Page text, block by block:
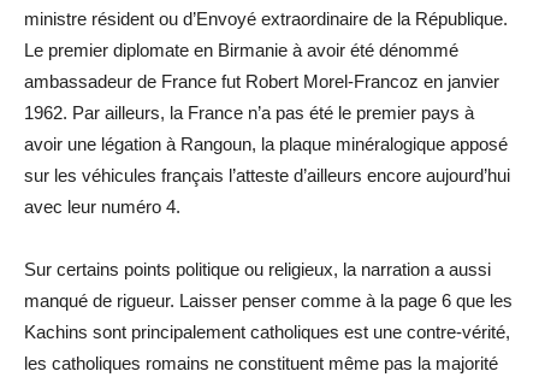
ministre résident ou d’Envoyé extraordinaire de la République.
Le premier diplomate en Birmanie à avoir été dénommé
ambassadeur de France fut Robert Morel-Francoz en janvier
1962. Par ailleurs, la France n’a pas été le premier pays à
avoir une légation à Rangoun, la plaque minéralogique apposé
sur les véhicules français l’atteste d’ailleurs encore aujourd’hui
avec leur numéro 4.
Sur certains points politique ou religieux, la narration a aussi
manqué de rigueur. Laisser penser comme à la page 6 que les
Kachins sont principalement catholiques est une contre-vérité,
les catholiques romains ne constituent même pas la majorité